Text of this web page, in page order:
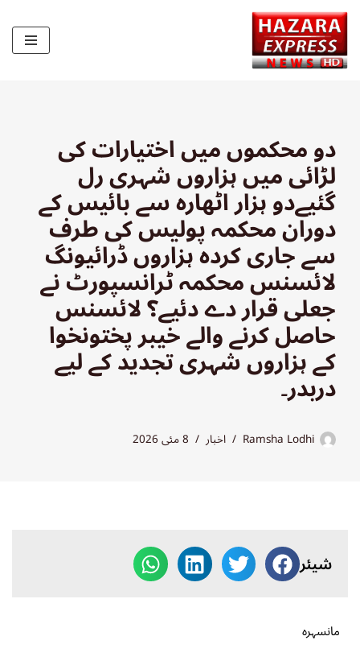
Skip
to
دو محکموں میں اختیارات کی
لڑائی میں ہزاروں شہری رل
گئیےدو ہزار اٹھارہ سے بائیس کے
دوران محکمہ پولیس کی طرف
سے جاری کردہ ہزاروں ڈرائیونگ
لائسنس محکمہ ٹرانسپورٹ نے
جعلی قرار دے دئیے؟ لائسنس
حاصل کرنے والے خیبر پختونخوا
کے ہزاروں شہری تجدید کے لیے
دربدر۔
Ramsha Lodhi اخبار 8 مئی 2026
شیئر
مانسہرہ